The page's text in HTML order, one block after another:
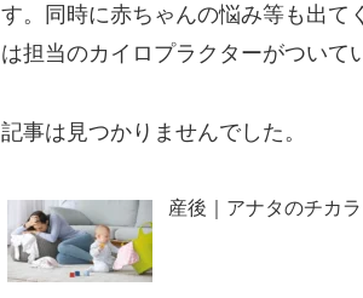
す。同時に赤ちゃんの悩み等も出て
は担当のカイロプラクターがついて
記事は見つかりませんでした。
産後｜アナタのチカ